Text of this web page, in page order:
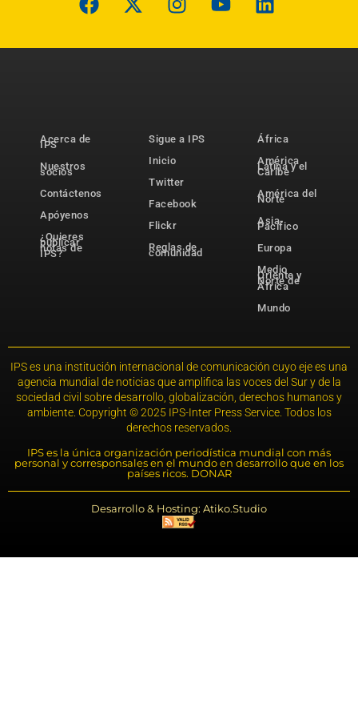
Acerca de
IPS
Nuestros
socios
Contáctenos
Apóyenos
¿Quieres
publicar
notas de
IPS?
Sigue a IPS
Inicio
Twitter
Facebook
Flickr
Reglas de
comunidad
África
América
Latina y el
Caribe
América del
Norte
Asia-
Pacífico
Europa
Medio
Oriente y
Norte de
África
Mundo
IPS es una institución internacional de comunicación cuyo eje es una
agencia mundial de noticias que amplifica las voces del Sur y de la
sociedad civil sobre desarrollo, globalización, derechos humanos y
ambiente. Copyright © 2025 IPS-Inter Press Service. Todos los
derechos reservados.
IPS es la única organización periodística mundial con más
personal y corresponsales en el mundo en desarrollo que en los
países ricos. DONAR
Desarrollo & Hosting: Atiko.Studio